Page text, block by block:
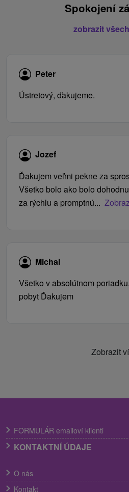
Spokojení
zobrazit
Peter
Ústretový, ďakujeme.
Jozef
Ďakujem veľmi pekne za
Všetko bolo ako bolo
za rýchlu a promptnú...
Michal
Všetko v absolútnom
pobyt Ďakujem
Zobrazit
FORMULÁR emailoví klienti
KONTAKTNÍ ÚDAJE
O nás
Kontakt